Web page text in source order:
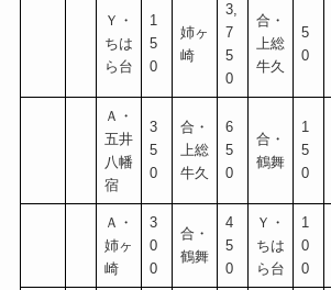
Ｙ・
ちは
ら台
1
5
0
姉ヶ
崎
3,
7
5
0
合・
上総
牛久
5
0
Ａ・
五井
八幡
宿
3
5
0
合・
上総
牛久
6
5
0
合・
鶴舞
1
5
0
Ａ・
姉ヶ
崎
3
0
0
合・
鶴舞
4
5
0
Ｙ・
ちは
ら台
1
0
0